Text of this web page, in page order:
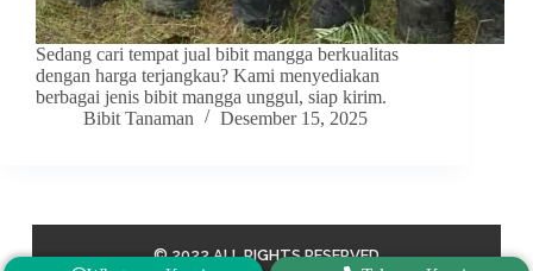
Sedang cari tempat jual bibit mangga berkualitas
dengan harga terjangkau? Kami menyediakan
berbagai jenis bibit mangga unggul, siap kirim.
Bibit Tanaman
Desember 15, 2025
© 2022 ALL RIGHTS RESERVED